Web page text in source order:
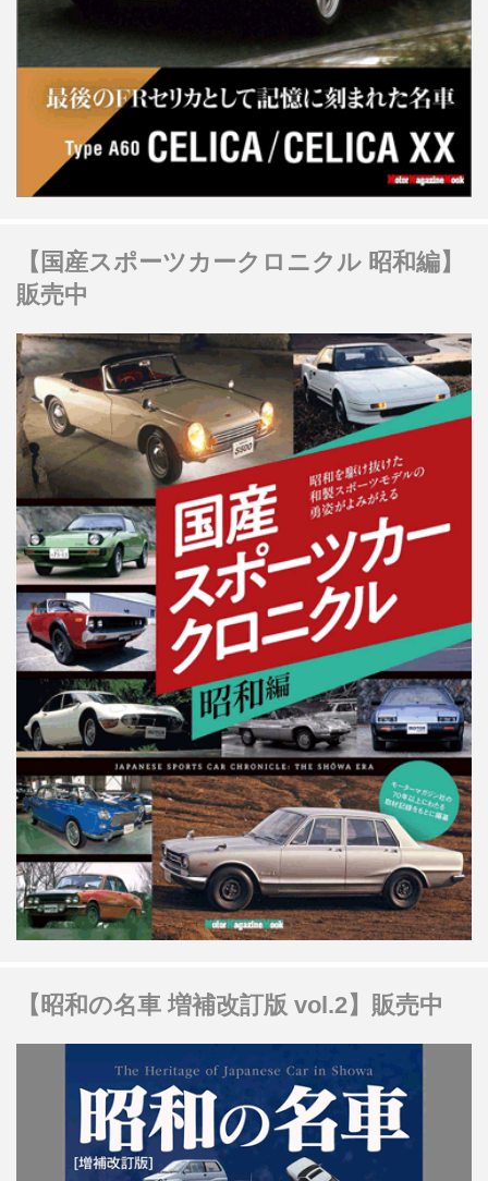
【国産スポーツカークロニクル 昭和編】
販売中
【昭和の名車 増補改訂版 vol.2】販売中